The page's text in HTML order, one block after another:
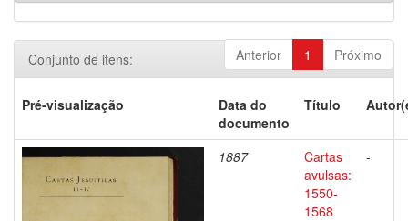
Anterior 1 Próximo
Conjunto de itens:
Pré-visualização
Data do
documento
Título
1887
Cartas
avulsas:
1550-
1568
-